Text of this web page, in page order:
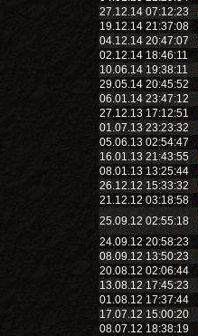
27.12.14 07:12:23
19.12.14 21:37:08
04.12.14 20:47:07
02.12.14 18:46:11
10.06.14 19:38:11
29.05.14 20:45:52
06.01.14 23:47:12
27.12.13 17:12:51
01.07.13 23:23:32
05.06.13 02:54:47
16.01.13 21:43:55
08.01.13 13:25:44
26.12.12 15:33:32
21.12.12 03:18:58
25.09.12 02:55:18
24.09.12 20:58:23
08.09.12 13:50:23
20.08.12 02:06:44
13.08.12 17:45:23
01.08.12 17:37:44
17.07.12 15:00:20
08.07.12 18:38:19